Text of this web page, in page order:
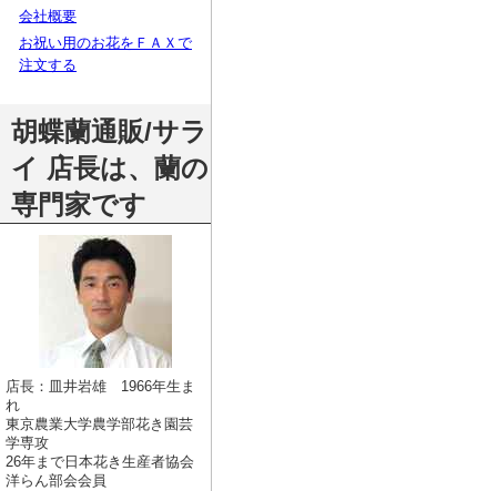
会社概要
お祝い用のお花をＦＡＸで
注文する
胡蝶蘭通販/サラ
イ 店長は、蘭の
専門家です
店長：皿井岩雄 1966年生ま
れ
東京農業大学農学部花き園芸
学専攻
26年まで日本花き生産者協会
洋らん部会会員